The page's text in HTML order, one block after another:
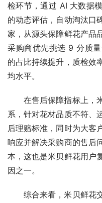
检环节，通过 AI 大数据
的动态评估，自动淘汰口
家，从源头保障鲜花产品
采购商优先挑选 9 分质
的占比持续提升，质检效
均水平。
在售后保障指标上，
系，针对花材品质不符、
后理赔标准，同时为大客
响应并解决采购商的售后
本，这也是米贝鲜花用户
因之一。
综合来看，米贝鲜花